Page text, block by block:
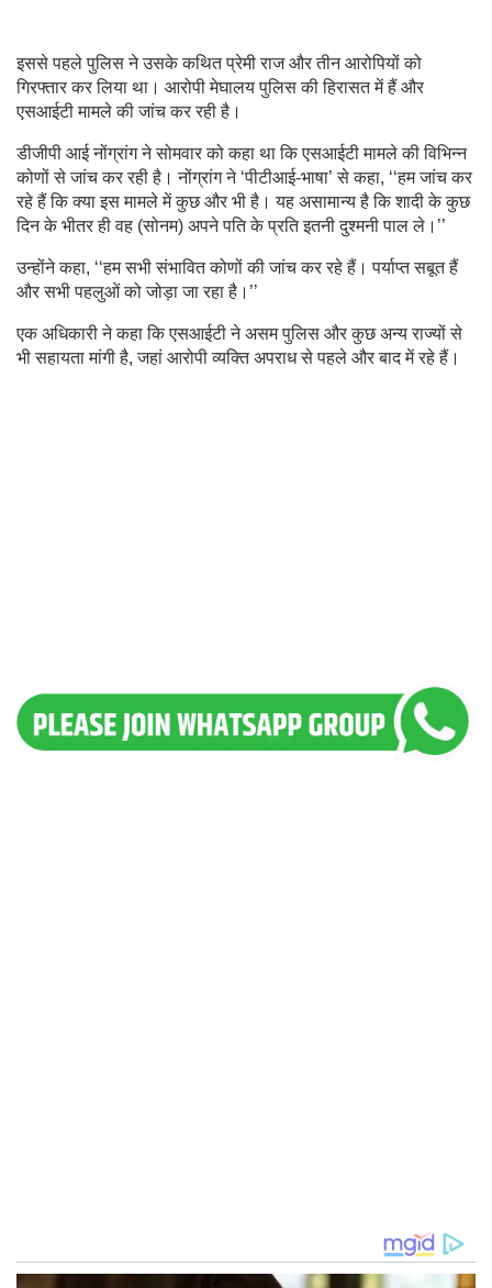
इससे पहले पुलिस ने उसके कथित प्रेमी राज और तीन आरोपियों को
गिरफ्तार कर लिया था। आरोपी मेघालय पुलिस की हिरासत में हैं और
एसआईटी मामले की जांच कर रही है।
डीजीपी आई नोंग्रांग ने सोमवार को कहा था कि एसआईटी मामले की विभिन्न
कोणों से जांच कर रही है। नोंग्रांग ने ‘पीटीआई-भाषा’ से कहा, ‘‘हम जांच कर
रहे हैं कि क्या इस मामले में कुछ और भी है। यह असामान्य है कि शादी के कुछ
दिन के भीतर ही वह (सोनम) अपने पति के प्रति इतनी दुश्मनी पाल ले।’’
उन्होंने कहा, ‘‘हम सभी संभावित कोणों की जांच कर रहे हैं। पर्याप्त सबूत हैं
और सभी पहलुओं को जोड़ा जा रहा है।’’
एक अधिकारी ने कहा कि एसआईटी ने असम पुलिस और कुछ अन्य राज्यों से
भी सहायता मांगी है, जहां आरोपी व्यक्ति अपराध से पहले और बाद में रहे हैं।